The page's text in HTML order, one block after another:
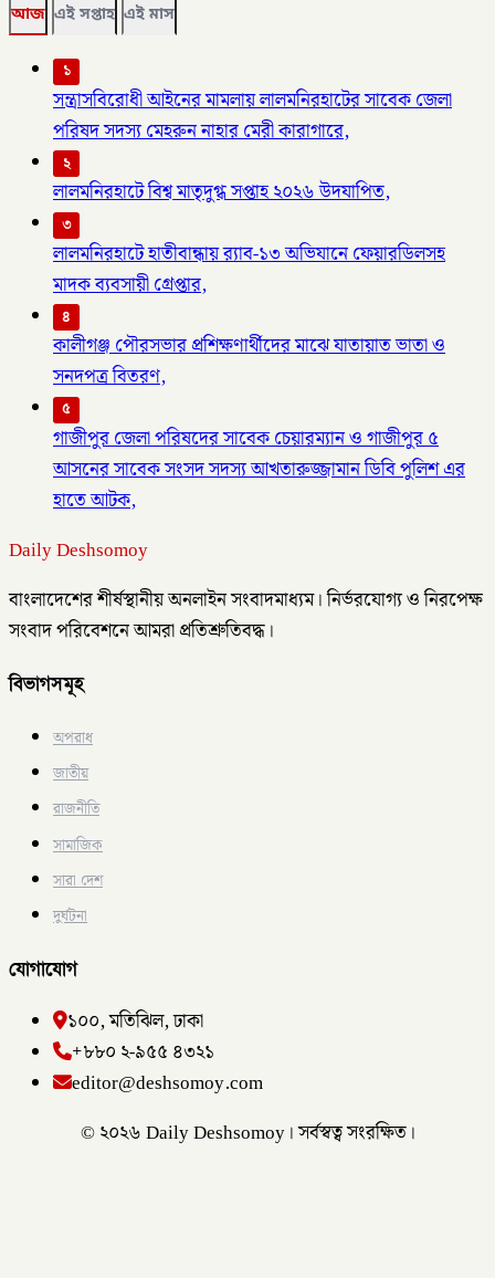
আজ এই সপ্তাহ এই মাস
১
সন্ত্রাসবিরোধী আইনের মামলায় লালমনিরহাটের সাবেক জেলা
পরিষদ সদস্য মেহরুন নাহার মেরী কারাগারে,
২
লালমনিরহাটে বিশ্ব মাতৃদুগ্ধ সপ্তাহ ২০২৬ উদযাপিত,
৩
লালমনিরহাটে হাতীবান্ধায় র‌্যাব-১৩ অভিযানে ফেয়ারডিলসহ
মাদক ব্যবসায়ী গ্রেপ্তার,
৪
কালীগঞ্জ পৌরসভার প্রশিক্ষণার্থীদের মাঝে যাতায়াত ভাতা ও
সনদপত্র বিতরণ,
৫
গাজীপুর জেলা পরিষদের সাবেক চেয়ারম্যান ও গাজীপুর ৫
আসনের সাবেক সংসদ সদস্য আখতারুজ্জামান ডিবি পুলিশ এর
হাতে আটক,
Daily Deshsomoy
বাংলাদেশের শীর্ষস্থানীয় অনলাইন সংবাদমাধ্যম। নির্ভরযোগ্য ও নিরপেক্ষ
সংবাদ পরিবেশনে আমরা প্রতিশ্রুতিবদ্ধ।
বিভাগসমূহ
অপরাধ
জাতীয়
রাজনীতি
সামাজিক
সারা দেশ
দুর্ঘটনা
যোগাযোগ
১০০, মতিঝিল, ঢাকা
+৮৮০ ২-৯৫৫ ৪৩২১
editor@deshsomoy.com
© ২০২৬ Daily Deshsomoy। সর্বস্বত্ব সংরক্ষিত।